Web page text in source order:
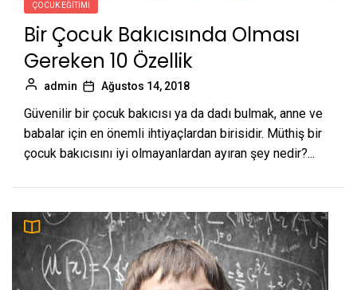
ÇOCUK EĞITIMI
Bir Çocuk Bakıcısında Olması
Gereken 10 Özellik
admin Ağustos 14, 2018
Güvenilir bir çocuk bakıcısı ya da dadı bulmak, anne ve
babalar için en önemli ihtiyaçlardan birisidir. Müthiş bir
çocuk bakıcısını iyi olmayanlardan ayıran şey nedir?...